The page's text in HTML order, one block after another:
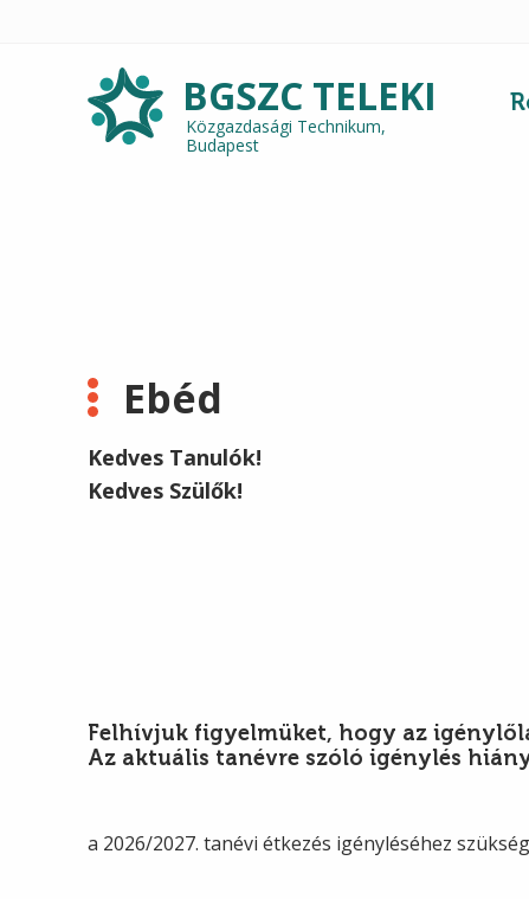
BGSZC TELEKI
Közgazdasági Technikum,
Budapest
Ebéd
Kedves Tanulók!
Kedves Szülők!
Felhívjuk figyelmüket, hogy az
Az aktuális tanévre szóló igénylés
a 2026/2027. tanévi étkezés igényléséhez